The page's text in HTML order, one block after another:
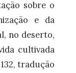
sobre o
e da
no deserto,
cultivada
tradução